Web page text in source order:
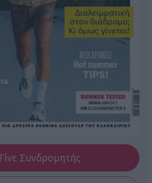
Γίνε Συνδρομητής